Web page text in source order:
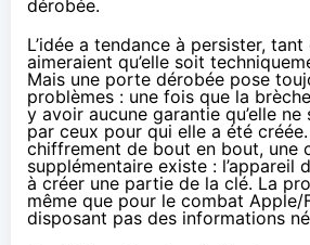
dérobée.
L’idée a tendance à persister,
aimeraient qu’elle soit
Mais une porte dérobée pose
problèmes : une fois que la
y avoir aucune garantie qu’elle
par ceux pour qui elle a été
chiffrement de bout en bout, une
supplémentaire existe : l’appareil
à créer une partie de la clé. La
même que pour le combat Apple/
disposant pas des informations